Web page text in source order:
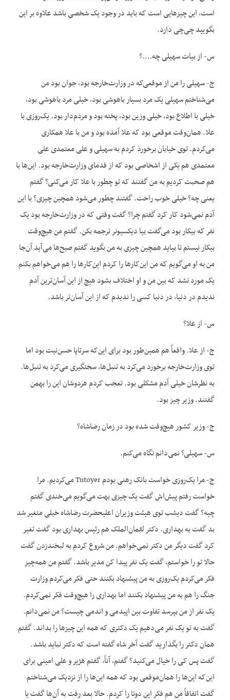
است، این چیزهایی است که باید در وجود یک شخصی باشد علاوه بر این
بگویید چی‌چی دارد.
س- از بیات سهیلی چه….؟
ج- سهیلی را من از موقعی‌که در وزارت‌خارجه بود، جوان بود من
می‌شناختم سهیلی یک مرد بسیار باهوشی بود، خیلی مرد باهوشی بود،
خیلی با اطلاع بود، خیلی وزین بود، پخته بود و مردم‌دار بود. یک‌روزی با
علا. همان‌وقت موقعی بود که علا آمده بود و من با علا همکاری
می‌کردم. توی خیابان برخورد کردم به سهیلی و علی معتمدی علی
معتمدی هم یکی از اشخاصی بود که از قدمای وزارت‌خارجه بود. این‌ها با
هم صحبت کردیم به من گفتند که تو چطور با علا کار می‌کنی؟ گفتم
یعنی چه؟ خیلی خوب راحت. گفتند چطور می‌شود همچین چیزی؟ با این
آدم نمی‌شود کار کرد گفتم چرا؟ گفت وقتی که در وزارت‌خارجه بود یک
نفر که بیکار بود می‌گفت بیا دیکسیونر ترجمه بکن. گفتم من هیچ‌وقت
بیکار نیستم تا بیاید همچین چیزی به من بگوید گفتم صبح‌ها می‌آید آن‌جا
من به او می‌گویم که من این‌کارها را کردم این‌کارها را هم می‌خواهم بکنم
یک مورد نشد که بین من و او اختلاف بشود هیچ از این آسان‌ترین آدم
ندیدم در دنیا، در دنیا کسی را ندیدم که از این آسان‌تر باشد.
س- از علا؟
ج- از علا. واقعاً هم همین‌طور بود برای این‌که سرتاپا حسن‌نیت بود اما
توی وزارت‌خارجه برخورد می‌کرد به تنبل‌ها، سختگیری می‌کرد به تنبل‌ها.
به نظرشان خیلی آدم مشکلی بود. تعجب کردم هردوشان این را بهمن
گفتند. وزیر چیز بود.
ج- وزیر کشور هیچ‌وقت شده بود در زمان رضاشاه؟
س- سهیلی؟ نمی‌دانم نگاه می‌کنم.
ج- مرا یک‌روزی خواست بانک رهنی بودم Tutoyer می‌کردیم. مرا
خواست رفتم پیش‌اش گفت یک چیزی بهت می‌گویم می‌خندی گفتم
چیه؟ گفت دیشب توی هیئت وزیران اعلیحضرت رضاشاه خیلی متغیر شد
بد گفت به بهداری. دکتر لقمان‌الملک هم رئیس بهداری بود گفت تغیر
کرد گفت دیگر من دکتر نمی‌خواهم. من شروع کردم به لبخندزدن گفت
حالا تو را خواستم، گفت یک نفر پیدا کن مدیر باشد. گفتم من همه‌چیز
فکر می‌کردم یک‌روزی به من پیشنهاد بکنند حتی فکر می‌کردم وزارت
جنگ را هم به من پیشنهاد بکنند اما بهداری را هیچ‌وقت فکر نمی‌کردم.
یک نفر از من بپرسد تفاوت بین اپیدمی و اندمی چیست؟ من نمی‌دانم.
گفت به تو یک نفر می‌دهیم یک دکتری که همه این چیزها را بداند. گفتم
همان دکتر را بگذارید گفت آخر شاه گفته است که دکتر نباید باشد.
گفت پس کی را خیال می‌کنید؟ گفتم، آناً، گفتم هژیر و علی امینی برای
این‌که این‌ها را همان‌موقعی بود که همه این‌ها را از نزدیک می‌شناختم
گفت اتفاقاً من هم فکر این دوتا را کردم. حالا بعد رفت به آن‌ها گفت یا